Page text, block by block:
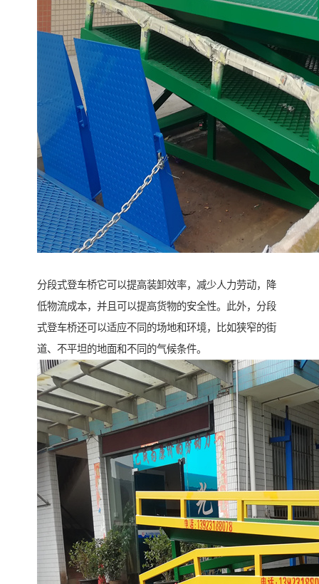
分段式登车桥它可以提高装卸效率，减少人力劳动，降
低物流成本，并且可以提高货物的安全性。此外，分段
式登车桥还可以适应不同的场地和环境，比如狭窄的街
道、不平坦的地面和不同的气候条件。